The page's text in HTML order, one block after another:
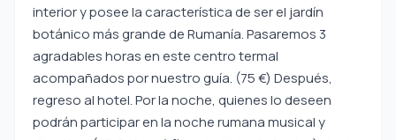
interior y posee la característica de ser el jardín
botánico más grande de Rumanía. Pasaremos 3
agradables horas en este centro termal
acompañados por nuestro guía. (75 €) Después,
regreso al hotel. Por la noche, quienes lo deseen
podrán participar en la noche rumana musical y